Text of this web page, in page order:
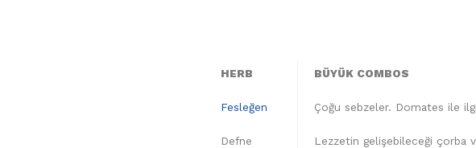
HERB BÜYÜK COMBOS
Fesleğen Çoğu sebzeler. Domates ile
Defne Lezzetin gelişebileceği çorba